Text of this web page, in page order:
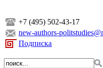
+7 (495) 502-43-17
new-authors-
Подписка